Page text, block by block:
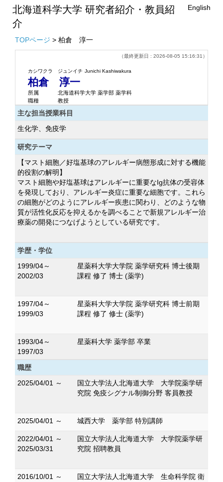
北海道科学大学 研究者紹介・教員紹
介
English
TOPページ > 柏倉 淳一
（最終更新日 : 2026-08-05 15:16:31）
カシワクラ ジュンイチ Junichi Kashiwakura
柏倉 淳一
所属
北海道科学大学 薬学部 薬学科
職種
教授
主な担当授業科目
生化学、免疫学
研究テーマ
【マスト細胞／好塩基球のアレルギー病態形成に対する機能
的役割の解明】
マスト細胞や好塩基球はアレルギーに重要なIg抗体の受容体
を発現しており、アレルギー炎症に重要な細胞です。これら
の細胞がどのようにアレルギー疾患に関わり、どのような物
質が活性化反応を抑えるかを調べることで新規アレルギー治
療薬の開発につなげようとしている研究です。
学歴・学位
1999/04～
2002/03
星薬科大学大学院 薬学研究科 博士後期
課程 修了 博士 (薬学)
1997/04～
1999/03
星薬科大学大学院 薬学研究科 博士前期
課程 修了 修士 (薬学)
1993/04～
1997/03
星薬科大学 薬学部 卒業
職歴
2025/04/01 ～
国立大学法人北海道大学 大学院薬学研
究院 免疫シグナル制御分野 客員教授
2025/04/01 ～ 城西大学 薬学部 特別講師
2022/04/01 ～
2025/03/31
国立大学法人北海道大学 大学院薬学研
究院 招聘教員
2016/10/01 ～
国立大学法人北海道大学 生命科学院 衛